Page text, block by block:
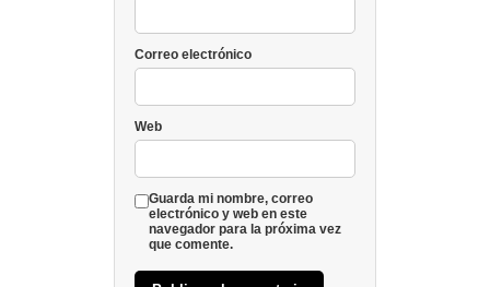
Correo electrónico
Web
Guarda mi nombre, correo
electrónico y web en este
navegador para la próxima vez
que comente.